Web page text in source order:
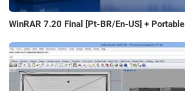
WinRAR 7.20 Final [Pt-BR/En-US] + Portable